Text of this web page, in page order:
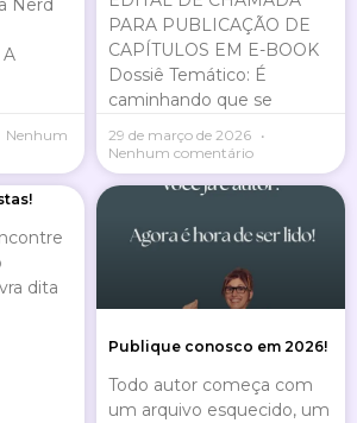
Nerd
Nenhum
PARA PUBLICAÇÃO DE
CAPÍTULOS EM E-BOOK
Dossiê Temático: É
caminhando que se
29 de março de 2026
Nenhum comentário
dita
Publique conosco em 2026!
Todo autor começa com
um arquivo esquecido, um